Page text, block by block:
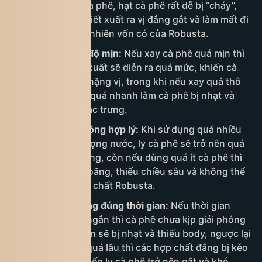
100°C để pha cà phê, hạt cà phê rất dễ bị “cháy”,
dẫn đến việc chiết xuất ra vị đắng gắt và làm mất đi
hương thơm tự nhiên vốn có của Robusta.
Xay cà phê sai độ mịn: Nếu xay cà phê quá mịn thì
quá trình chiết xuất sẽ diễn ra quá mức, khiến cà
phê bị đắng và nặng vị, trong khi nếu xay quá thô
thì nước đi qua quá nhanh làm cà phê bị nhạt và
thiếu độ đậm đặc trưng.
Tỷ lệ cà phê không hợp lý: Khi sử dụng quá nhiều
cà phê so với lượng nước, ly cà phê sẽ trở nên quá
nặng và khó uống, còn nếu dùng quá ít cà phê thì
hương vị sẽ bị loãng, thiếu chiều sâu và không thể
hiện được đúng chất Robusta.
Chiết xuất không đúng thời gian: Nếu thời gian
chiết xuất quá ngắn thì cà phê chưa kịp giải phóng
hết hương vị nên sẽ bị nhạt và thiếu body, ngược lại
nếu chiết xuất quá lâu thì các hợp chất đắng bị kéo